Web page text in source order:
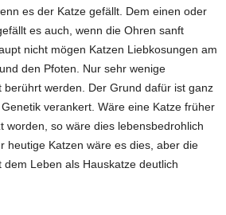
es der Katze gefällt. Dem einen oder
es auch, wenn die Ohren sanft
nicht mögen Katzen Liebkosungen am
den Pfoten. Nur sehr wenige
berührt werden. Der Grund dafür ist ganz
verankert. Wäre eine Katze früher
worden, so wäre dies lebensbedrohlich
heutige Katzen wäre es dies, aber die
Leben als Hauskatze deutlich